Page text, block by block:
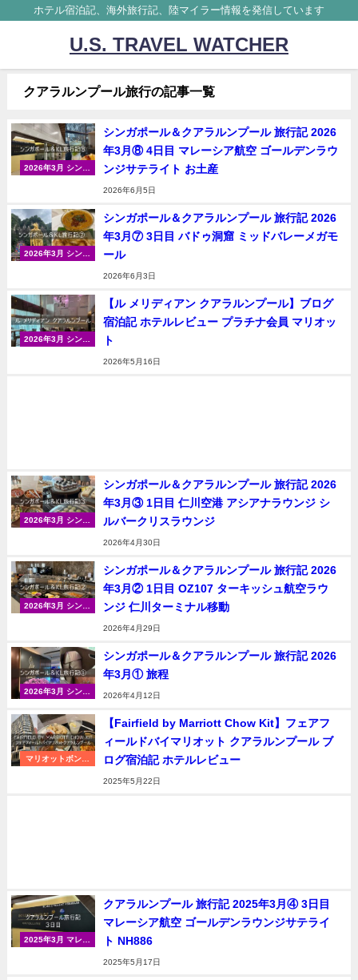
ホテル宿泊記、海外旅行記、陸マイラー情報を発信しています
U.S. TRAVEL WATCHER
クアラルンプール旅行の記事一覧
2026年3月 シンガ
シンガポール＆クアラルンプール 旅行記 2026
年3月⑧ 4日目 マレーシア航空 ゴールデンラウ
ンジサテライト お土産
2026年6月5日
2026年3月 シンガ
シンガポール＆クアラルンプール 旅行記 2026
年3月⑦ 3日目 バドゥ洞窟 ミッドバレーメガモ
ール
2026年6月3日
2026年3月 シンガ
【ル メリディアン クアラルンプール】ブログ
宿泊記 ホテルレビュー プラチナ会員 マリオッ
ト
2026年5月16日
2026年3月 シンガ
シンガポール＆クアラルンプール 旅行記 2026
年3月③ 1日目 仁川空港 アシアナラウンジ シ
ルバークリスラウンジ
2026年4月30日
2026年3月 シンガ
シンガポール＆クアラルンプール 旅行記 2026
年3月② 1日目 OZ107 ターキッシュ航空ラウ
ンジ 仁川ターミナル移動
2026年4月29日
2026年3月 シンガ
ンプール
シンガポール＆クアラルンプール 旅行記 2026
年3月① 旅程
2026年4月12日
マリオットボンヴ
【Fairfield by Marriott Chow Kit】フェアフ
ィールドバイマリオット クアラルンプール ブ
ログ宿泊記 ホテルレビュー
2025年5月22日
2025年3月 マレー
クアラルンプール 旅行記 2025年3月④ 3日目
マレーシア航空 ゴールデンラウンジサテライ
ト NH886
2025年5月17日